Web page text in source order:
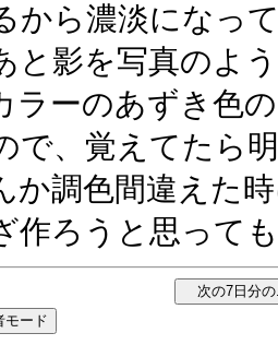
から濃淡になっ
と影を写真のよ
ラーのあずき色
で、覚えてたら
か調色間違えた
作ろうと思って